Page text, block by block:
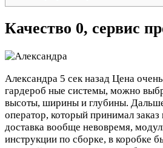
Качество 0, сервис
Александра 5 сек назад Цена
гардероб ные системы, можно
высоты, ширины и глубины.
оператор, который принимал заказ
доставка вообще невовремя,
инструкции по сборке, в коробке